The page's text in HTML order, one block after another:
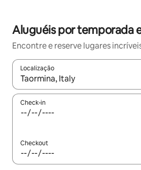
Aluguéis por temporada
Encontre e reserve lugares
Localização
Quando os resultados estiverem
Check-in
Checkout